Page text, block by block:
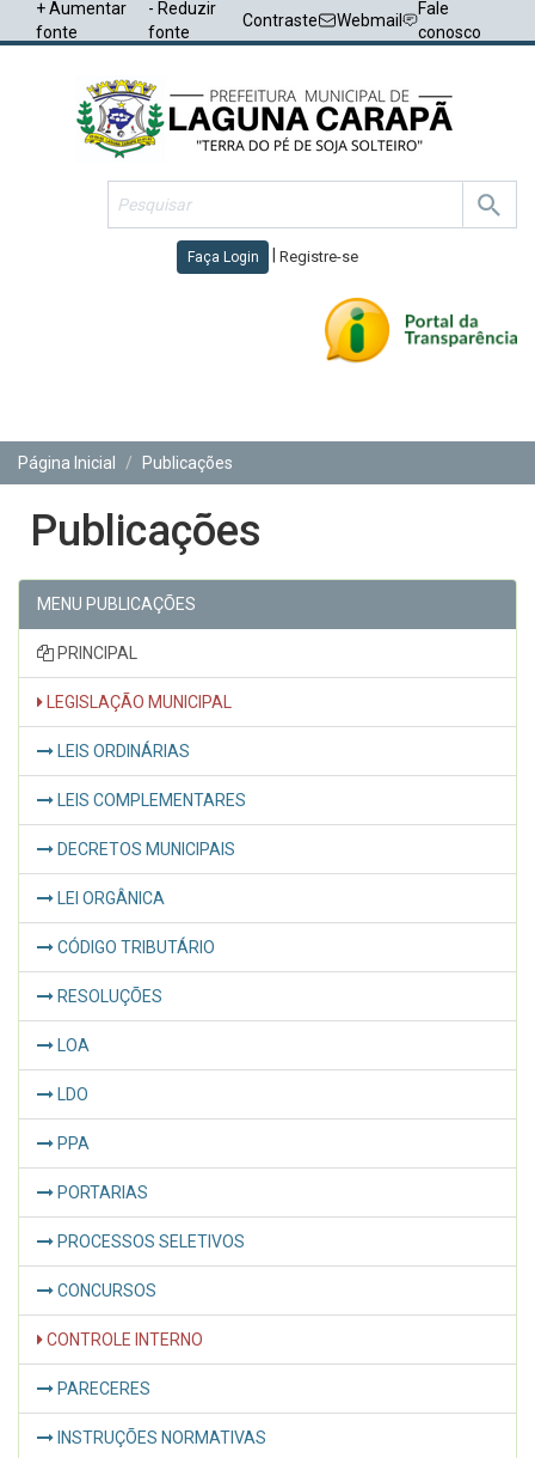
+ Aumentar
fonte
- Reduzir
fonte
Contraste Webmail
Fale
conosco
Faça Login Registre-se
Página Inicial
Publicações
Publicações
MENU PUBLICAÇÕES
PRINCIPAL
LEGISLAÇÃO MUNICIPAL
LEIS ORDINÁRIAS
LEIS COMPLEMENTARES
DECRETOS MUNICIPAIS
LEI ORGÂNICA
CÓDIGO TRIBUTÁRIO
RESOLUÇÕES
LOA
LDO
PPA
PORTARIAS
PROCESSOS SELETIVOS
CONCURSOS
CONTROLE INTERNO
PARECERES
INSTRUÇÕES NORMATIVAS